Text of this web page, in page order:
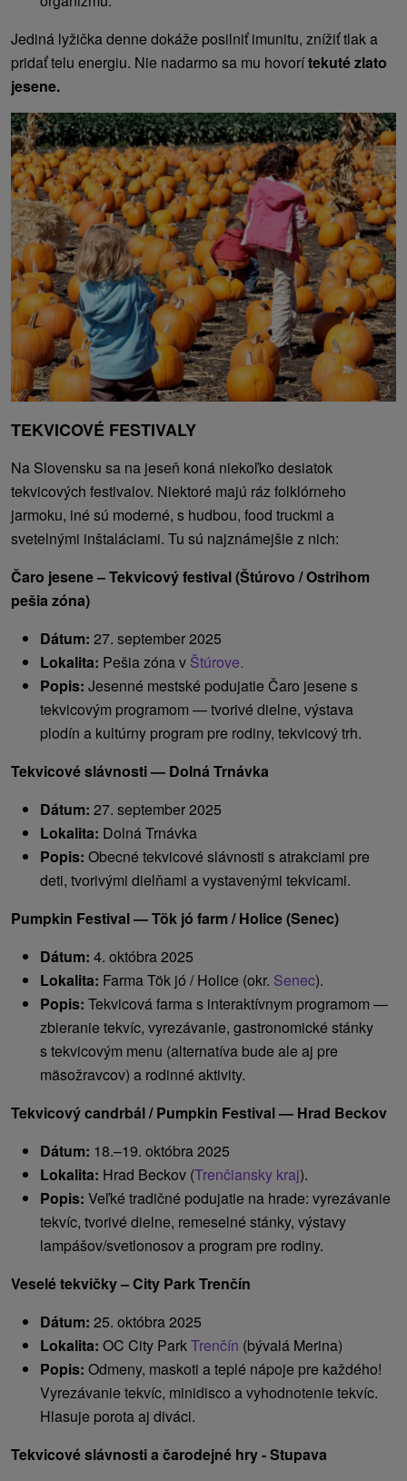
Jediná lyžička denne dokáže posilniť imunitu, znížiť tlak a
pridať telu energiu. Nie nadarmo sa mu hovorítekuté zlato
jesene.
TEKVICOVÉ FESTIVALY
Na Slovensku sa na jeseň koná niekoľko desiatok
tekvicových festivalov. Niektoré majú ráz folklórneho
jarmoku, iné sú moderné, s hudbou, food truckmi a
svetelnými inštaláciami. Tu sú najznámejšie z nich:
Čaro jesene – Tekvicový festival (Štúrovo / Ostrihom
pešia zóna)
Dátum: 27. september 2025
Lokalita: Pešia zóna v Štúrove.
Popis: Jesenné mestské podujatie Čaro jesene s
tekvicovým programom — tvorivé dielne, výstava
plodín a kultúrny program pre rodiny, tekvicový trh.
Tekvicové slávnosti — Dolná Trnávka
Dátum: 27. september 2025
Lokalita: Dolná Trnávka
Popis: Obecné tekvicové slávnosti s atrakciami pre
deti, tvorivými dielňami a vystavenými tekvicami.
Pumpkin Festival — Tök jó farm / Holice (Senec)
Dátum: 4. októbra 2025
Lokalita: Farma Tök jó / Holice (okr. Senec).
Popis: Tekvicová farma s interaktívnym programom —
zbieranie tekvíc, vyrezávanie, gastronomické stánky
s tekvicovým menu (alternatíva bude ale aj pre
mäsožravcov) a rodinné aktivity.
Tekvicový candrbál / Pumpkin Festival — Hrad Beckov
Dátum: 18.–19. októbra 2025
Lokalita: Hrad Beckov (Trenčiansky kraj).
Popis: Veľké tradičné podujatie na hrade: vyrezávanie
tekvíc, tvorivé dielne, remeselné stánky, výstavy
lampášov/svetlonosov a program pre rodiny.
Veselé tekvičky – City Park Trenčín
Dátum: 25. októbra 2025
Lokalita: OC City ParkTrenčín (bývalá Merina)
Popis: Odmeny, maskoti a teplé nápoje pre každého!
Vyrezávanie tekvíc, minidisco a vyhodnotenie tekvíc.
Hlasuje porota aj diváci.
Tekvicové slávnosti a čarodejné hry - Stupava